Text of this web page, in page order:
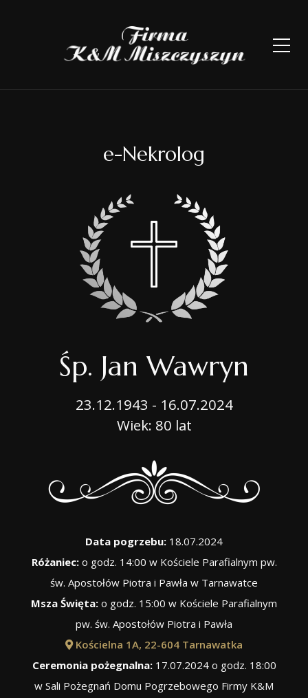
e-Nekrolog
Śp. Jan Wawryn
23.12.1943 - 16.07.2024
Wiek: 80 lat
Data pogrzebu: 18.07.2024
Różaniec:o godz. 14:00 w Kościele Parafialnym pw.
św. Apostołów Piotra i Pawła w Tarnawatce
Msza Święta: o godz. 15:00 w Kościele Parafialnym
pw. św. Apostołów Piotra i Pawła
Kościelna 1A, 22-604 Tarnawatka
Ceremonia pożegnalna:17.07.2024 o godz. 18:00
w Sali Pożegnań Domu Pogrzebowego Firmy K&M